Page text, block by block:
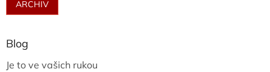
ARCHIV
Blog
Je to ve vašich rukou